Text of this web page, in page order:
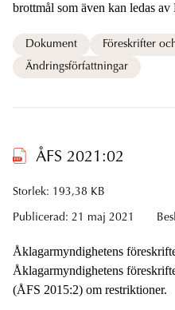
brottmål som även kan ledas
Dokument
Föreskrifter
Ändringsförfattningar
ÅFS 2021:02
Storlek: 193,38 KB
Publicerad: 21 maj 2021
Åklagarmyndighetens
Åklagarmyndighetens
(ÅFS 2015:2) om restriktioner.